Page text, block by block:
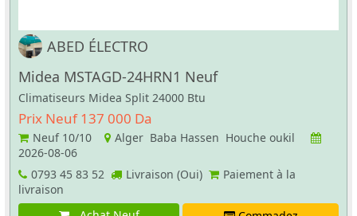
ABED ÉLECTRO
Midea MSTAGD-24HRN1 Neuf
Climatiseurs Midea Split 24000 Btu
Prix Neuf 137 000 Da
Neuf 10/10
Alger Baba Hassen Houche oukil
2026-08-06
0793 45 83 52
Livraison (Oui)
Paiement à la
livraison